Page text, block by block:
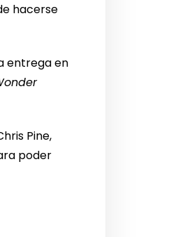
hacerse
entrega en
Pine,
poder